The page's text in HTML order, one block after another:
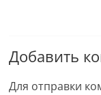
Добавить
Для отправки